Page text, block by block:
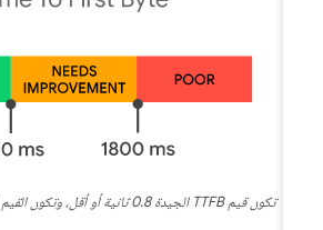
تكون قيم TTFB الجيدة 0.8 ثانية أو أقل، وتكون القيم السيئة أكبر من 1.8 ثانية.